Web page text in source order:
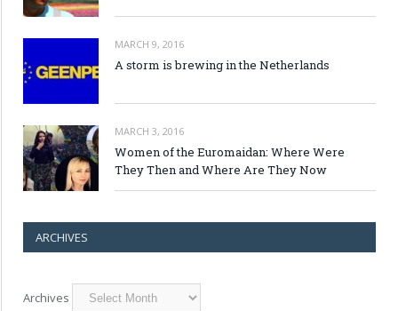
MARCH 9, 2016
A storm is brewing in the Netherlands
MARCH 3, 2016
Women of the Euromaidan: Where Were
They Then and Where Are They Now
ARCHIVES
Archives